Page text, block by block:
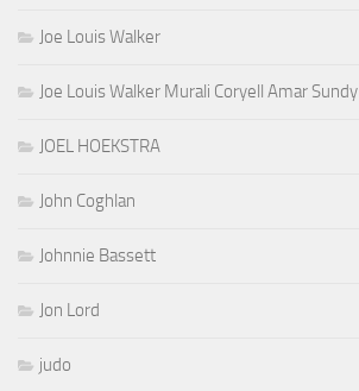
Joe Louis Walker
Joe Louis Walker Murali Coryell Amar Sundy
JOEL HOEKSTRA
John Coghlan
Johnnie Bassett
Jon Lord
judo